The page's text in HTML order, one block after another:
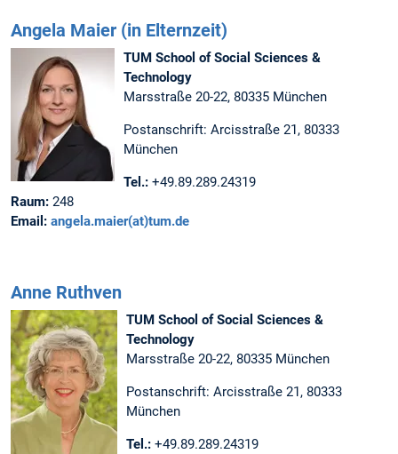
Angela Maier (in Elternzeit)
TUM School of Social Sciences &
Technology
Marsstraße 20-22, 80335 München
Postanschrift: Arcisstraße 21, 80333
München
Tel.: +49.89.289.24319
Raum: 248
Email: angela.maier(at)tum.de
Anne Ruthven
TUM School of Social Sciences &
Technology
Marsstraße 20-22, 80335 München
Postanschrift: Arcisstraße 21, 80333
München
Tel.: +49.89.289.24319